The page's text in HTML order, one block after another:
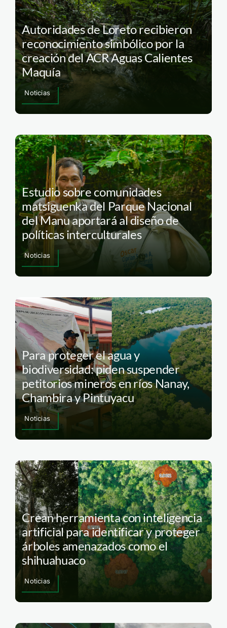
Autoridades de Loreto recibieron
reconocimiento simbólico por la
creación del ACR Aguas Calientes
Maquía
Noticias
Estudio sobre comunidades
matsiguenka del Parque Nacional
del Manu aportará al diseño de
políticas interculturales
Noticias
Para proteger el agua y
biodiversidad: piden suspender
petitorios mineros en ríos Nanay,
Chambira y Pintuyacu
Noticias
Crean herramienta con inteligencia
artificial para identificar y proteger
árboles amenazados como el
shihuahuaco
Noticias